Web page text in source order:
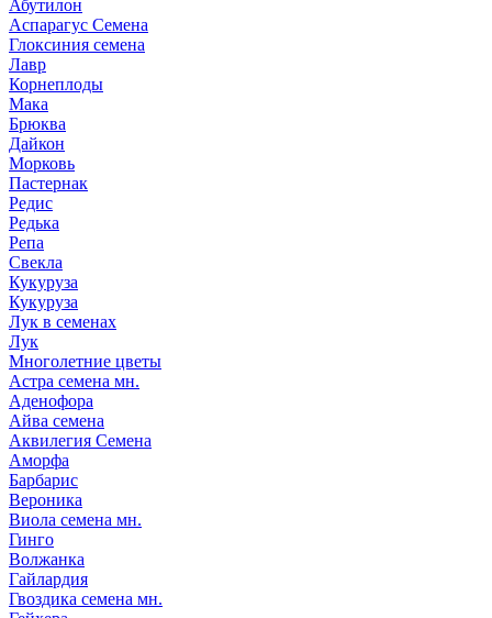
Абутилон
Аспарагус Семена
Глоксиния семена
Лавр
Корнеплоды
Мака
Брюква
Дайкон
Морковь
Пастернак
Редис
Редька
Репа
Свекла
Кукуруза
Кукуруза
Лук в семенах
Лук
Многолетние цветы
Астра семена мн.
Аденофора
Айва семена
Аквилегия Семена
Аморфа
Барбарис
Вероника
Виола семена мн.
Гинго
Волжанка
Гайлардия
Гвоздика семена мн.